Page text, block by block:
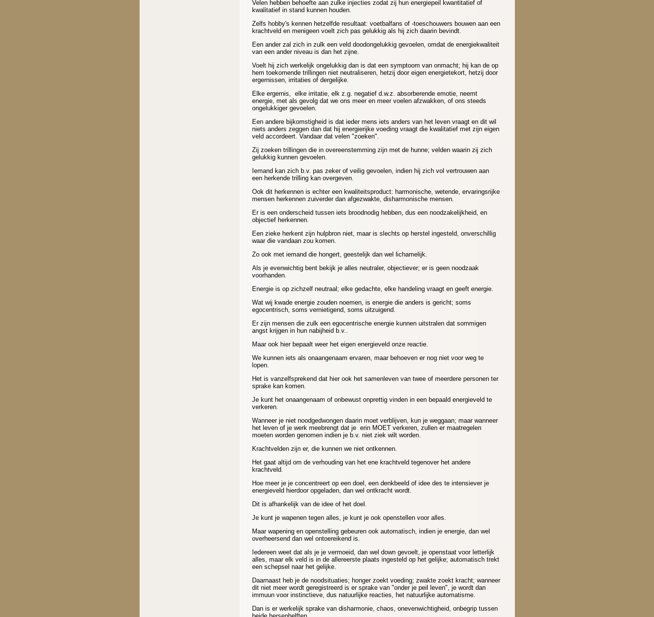
Velen hebben behoefte aan zulke injecties zodat zij hun energiepeil kwantitatief of
kwalitatief in stand kunnen houden.
Zelfs hobby's kennen hetzelfde resultaat: voetbalfans of -toeschouwers bouwen aan een
krachtveld en menigeen voelt zich pas gelukkig als hij zich daarin bevindt.
Een ander zal zich in zulk een veld doodongelukkig gevoelen, omdat de energiekwaliteit
van een ander niveau is dan het zijne.
Voelt hij zich werkelijk ongelukkig dan is dat een symptoom van onmacht; hij kan de op
hem toekomende trillingen niet neutraliseren, hetzij door eigen energietekort, hetzij door
ergernissen, irritaties of dergelijke.
Elke ergernis, elke irritatie, elk z.g. negatief d.w.z. absorberende emotie, neemt
energie, met als gevolg dat we ons meer en meer voelen afzwakken, of ons steeds
ongelukkiger gevoelen.
Een andere bijkomstigheid is dat ieder mens iets anders van het leven vraagt en dit wil
niets anders zeggen dan dat hij energierijke voeding vraagt die kwalitatief met zijn eigen
veld accordeert. Vandaar dat velen "zoeken".
Zij zoeken trillingen die in overeenstemming zijn met de hunne; velden waarin zij zich
gelukkig kunnen gevoelen.
Iemand kan zich b.v. pas zeker of veilig gevoelen, indien hij zich vol vertrouwen aan
een herkende trilling kan overgeven.
Ook dit herkennen is echter een kwaliteitsproduct: harmonische, wetende, ervaringsrijke
mensen herkennen zuiverder dan afgezwakte, disharmonische mensen.
Er is een onderscheid tussen iets broodnodig hebben, dus een noodzakelijkheid, en
objectief herkennen.
Een zieke herkent zijn hulpbron niet, maar is slechts op herstel ingesteld, onverschillig
waar die vandaan zou komen.
Zo ook met iemand die hongert, geestelijk dan wel lichamelijk.
Als je evenwichtig bent bekijk je alles neutraler, objectiever; er is geen noodzaak
voorhanden.
Energie is op zichzelf neutraal; elke gedachte, elke handeling vraagt en geeft energie.
Wat wij kwade energie zouden noemen, is energie die anders is gericht; soms
egocentrisch, soms vernietigend, soms uitzuigend.
Er zijn mensen die zulk een egocentrische energie kunnen uitstralen dat sommigen
angst krijgen in hun nabijheid b.v..
Maar ook hier bepaalt weer het eigen energieveld onze reactie.
We kunnen iets als onaangenaam ervaren, maar behoeven er nog niet voor weg te
lopen.
Het is vanzelfsprekend dat hier ook het samenleven van twee of meerdere personen ter
sprake kan komen.
Je kunt het onaangenaam of onbewust onprettig vinden in een bepaald energieveld te
verkeren.
Wanneer je niet noodgedwongen daarin moet verblijven, kun je weggaan; maar wanneer
het leven of je werk meebrengt dat je erin MOET verkeren, zullen er maatregelen
moeten worden genomen indien je b.v. niet ziek wilt worden.
Krachtvelden zijn er, die kunnen we niet ontkennen.
Het gaat altijd om de verhouding van het ene krachtveld tegenover het andere
krachtveld.
Hoe meer je je concentreert op een doel, een denkbeeld of idee des te intensiever je
energieveld hierdoor opgeladen, dan wel ontkracht wordt.
Dit is afhankelijk van de idee of het doel.
Je kunt je wapenen tegen alles, je kunt je ook openstellen voor alles.
Maar wapening en openstelling gebeuren ook automatisch, indien je energie, dan wel
overheersend dan wel ontoereikend is.
Iedereen weet dat als je je vermoeid, dan wel down gevoelt, je openstaat voor letterlijk
alles, maar elk veld is in de allereerste plaats ingesteld op het gelijke; automatisch trekt
een schepsel naar het gelijke.
Daarnaast heb je de noodsituaties; honger zoekt voeding; zwakte zoekt kracht; wanneer
dit niet meer wordt geregistreerd is er sprake van "onder je peil leven", je wordt dan
immuun voor instinctieve, dus natuurlijke reacties, het natuurlijke automatisme.
Dan is er werkelijk sprake van disharmonie, chaos, onevenwichtigheid, onbegrip tussen